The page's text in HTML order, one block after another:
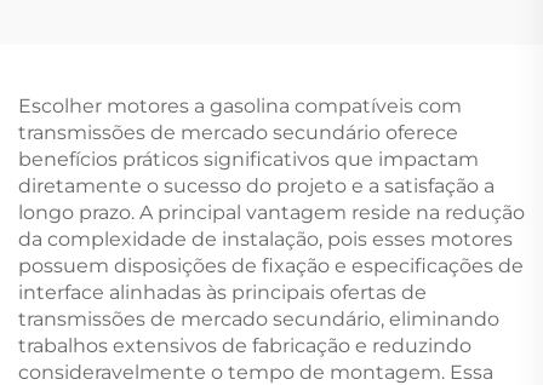
ROVER VOGUE
Escolher motores a gasolina compatíveis com
transmissões de mercado secundário oferece
benefícios práticos significativos que impactam
diretamente o sucesso do projeto e a satisfação a
longo prazo. A principal vantagem reside na redução
da complexidade de instalação, pois esses motores
possuem disposições de fixação e especificações de
interface alinhadas às principais ofertas de
transmissões de mercado secundário, eliminando
trabalhos extensivos de fabricação e reduzindo
consideravelmente o tempo de montagem. Essa